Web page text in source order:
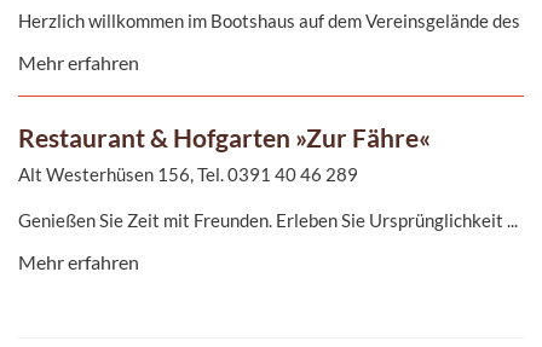
Herzlich willkommen im Bootshaus auf dem Vereinsgelände des
Landeshaupstadt Magdeburg. Nahe der urbanen Siedlung der
Mehr erfahren
Restaurant & Hofgarten »Zur Fähre«
Alt Westerhüsen 156, Tel. 0391 40 46 289
Genießen Sie Zeit mit Freunden. Erleben Sie Ursprünglichkeit ...
Mehr erfahren